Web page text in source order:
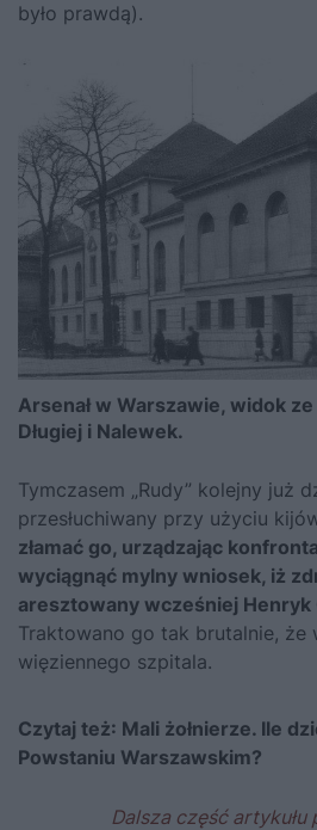
było prawdą).
Arsenał w Warszawie, widok
Długiej i Nalewek.
Tymczasem „Rudy” kolejny już
przesłuchiwany przy użyciu
złamać go, urządzając
wyciągnąć mylny wniosek, iż
aresztowany wcześniej Henryk
Traktowano go tak brutalnie, że
więziennego szpitala.
Czytaj też: Mali żołnierze. Ile
Powstaniu Warszawskim?